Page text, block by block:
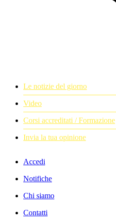
Le notizie del giorno
Video
Corsi accreditati / Formazione
Invia la tua opinione
Accedi
Notifiche
Chi siamo
Contatti